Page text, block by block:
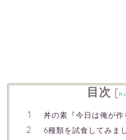
目次 [
丼の素『今日は俺が作
6種類を試食してみま